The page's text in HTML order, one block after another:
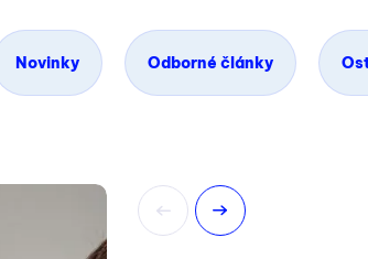
Novinky Odborné články